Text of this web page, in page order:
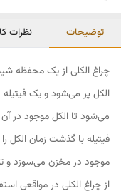
توضیحات نظرات
چراغ الکلی از یک محفظه
الکل پر می‌شود و یک
می‌شود تا الکل موجود در
فیتیله با گذشت زمان الکل
موجود در مخزن می‌سوزد و
از چراغ الکلی در مواقعی